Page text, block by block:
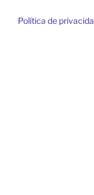
Política de